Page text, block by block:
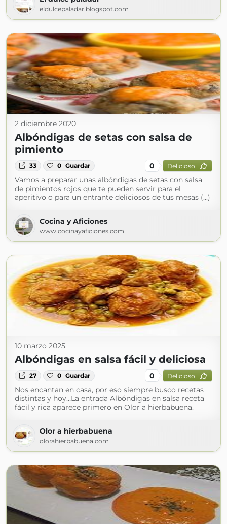
eldulcepaladar.blogspot.com
2 diciembre 2020
Albóndigas de setas con salsa de
pimiento
33 0 Guardar 0 Delicioso
Vamos a preparar unas albóndigas de setas con salsa
de pimientos rojos que te pueden servir para el
aperitivo o para un entrante deliciosos de tus mesas (...)
Cocina y Aficiones
www.cocinayaficiones.com
10 marzo 2025
Albóndigas en salsa fácil y deliciosa
27 0 Guardar 0 Delicioso
Nos encantan en casa, por eso siempre busco recetas
distintas y hoy…La entrada Albóndigas en salsa receta
fácil y rica aparece primero en Olor a hierbabuena.
Olor a hierbabuena
olorahierbabuena.com